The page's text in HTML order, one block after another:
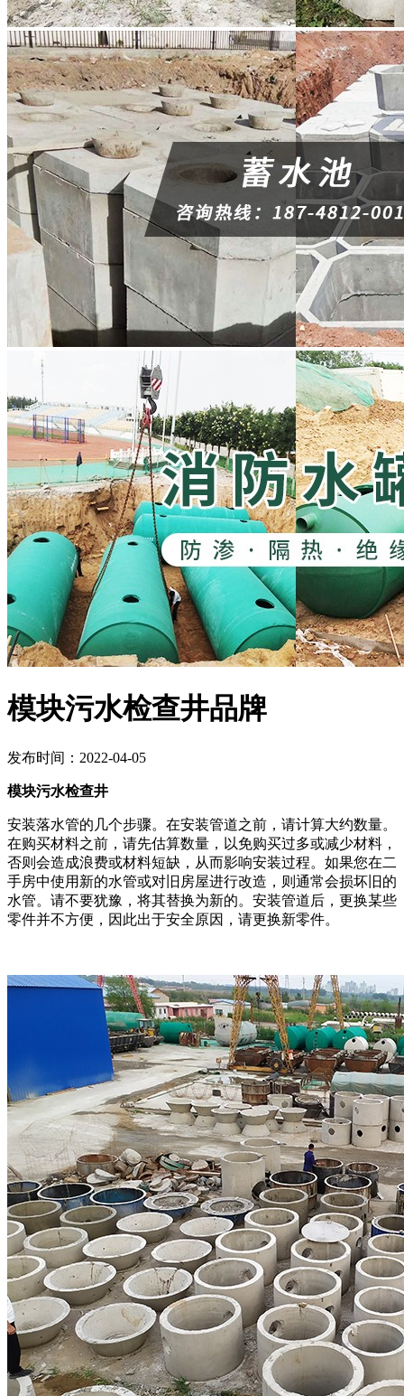
模块污水检查井品牌
发布时间：2022-04-05
模块污水检查井
安装落水管的几个步骤。在安装管道之前，请计算大约数量。
在购买材料之前，请先估算数量，以免购买过多或减少材料，
否则会造成浪费或材料短缺，从而影响安装过程。如果您在二
手房中使用新的水管或对旧房屋进行改造，则通常会损坏旧的
水管。请不要犹豫，将其替换为新的。安装管道后，更换某些
零件并不方便，因此出于安全原因，请更换新零件。